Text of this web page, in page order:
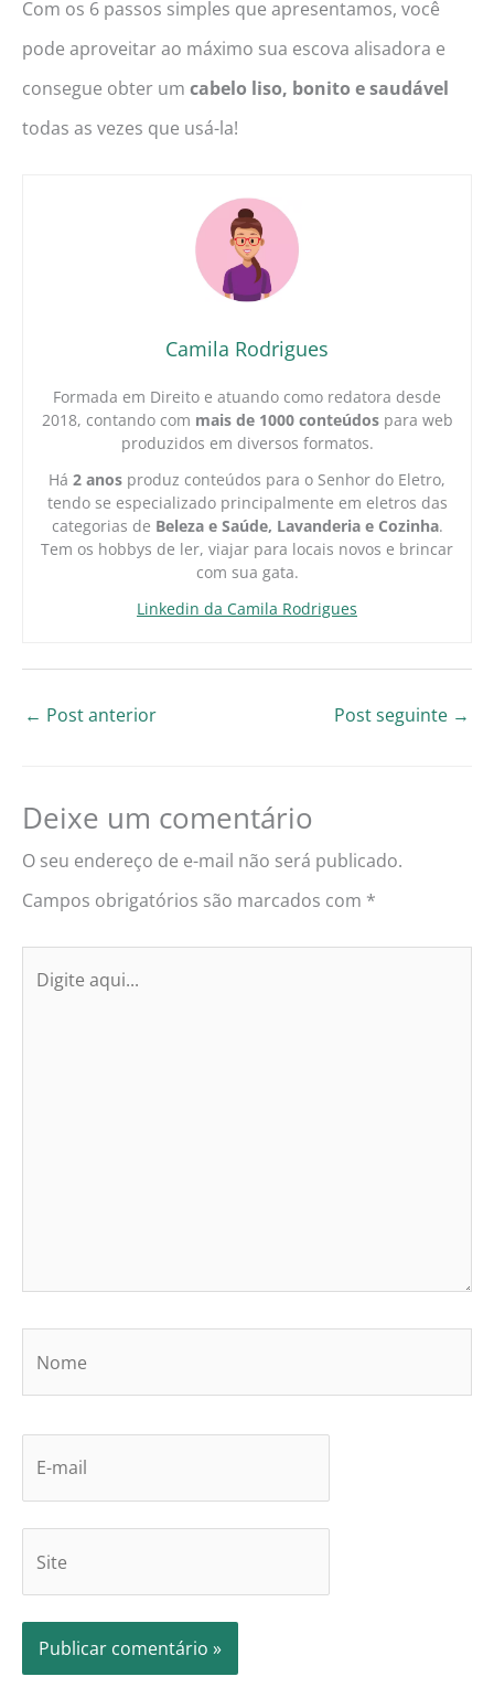
Com os 6 passos simples que apresentamos, você
pode aproveitar ao máximo sua escova alisadora e
consegue obter um cabelo liso, bonito e saudável
todas as vezes que usá-la!
Camila Rodrigues
Formada em Direito e atuando como redatora desde
2018, contando com mais de 1000 conteúdospara web
produzidos em diversos formatos.
Há 2 anos produz conteúdos para o Senhor do Eletro,
tendo se especializado principalmente em eletros das
categorias de Beleza e Saúde, Lavanderia e Cozinha.
Tem os hobbys de ler, viajar para locais novos e brincar
com sua gata.
Linkedin da Camila Rodrigues
← Post anterior Post seguinte →
Deixe um comentário
O seu endereço de e-mail não será publicado.
Campos obrigatórios são marcados com *